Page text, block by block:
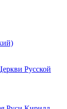
Русской